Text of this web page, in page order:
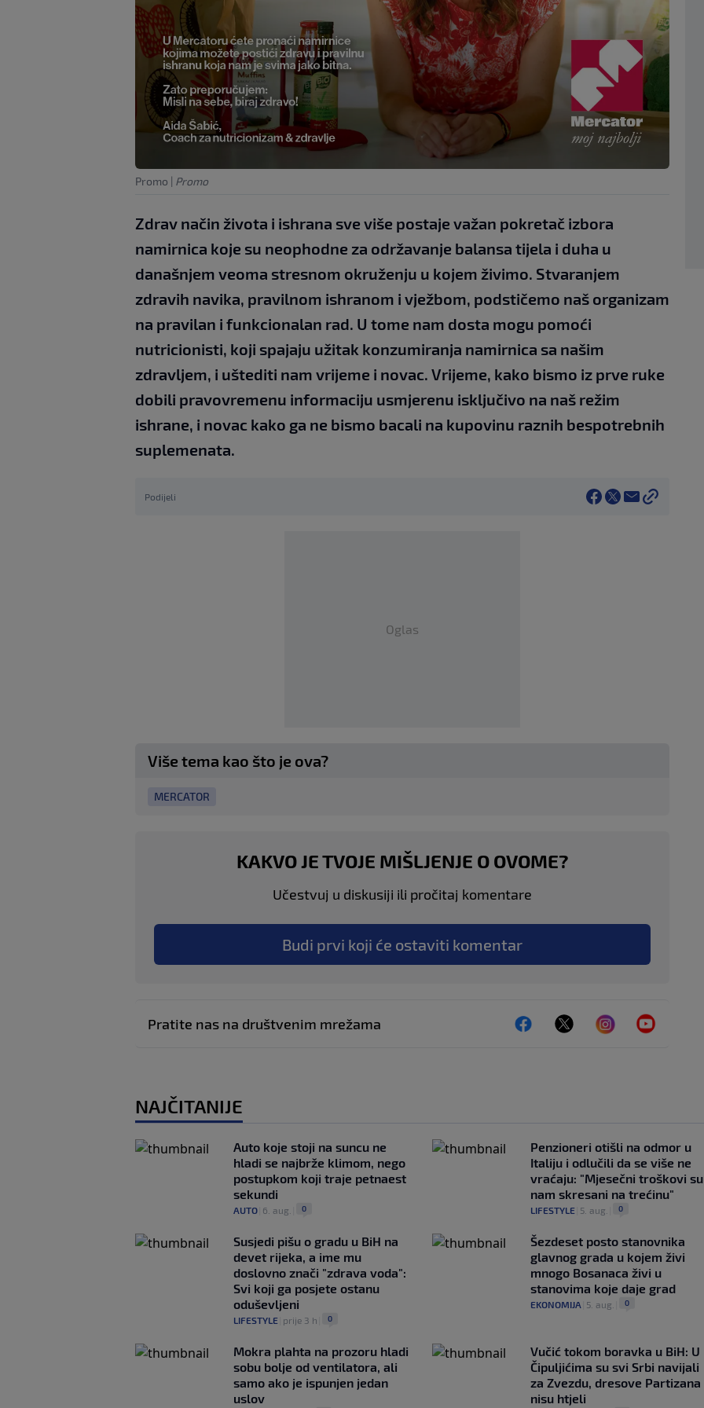
Promo | Promo
Zdrav način života i ishrana sve više postaje važan pokretač izbora
namirnica koje su neophodne za održavanje balansa tijela i duha u
današnjem veoma stresnom okruženju u kojem živimo. Stvaranjem
zdravih navika, pravilnom ishranom i vježbom, podstičemo naš organizam
na pravilan i funkcionalan rad. U tome nam dosta mogu pomoći
nutricionisti, koji spajaju užitak konzumiranja namirnica sa našim
zdravljem, i uštediti nam vrijeme i novac. Vrijeme, kako bismo iz prve ruke
dobili pravovremenu informaciju usmjerenu isključivo na naš režim
ishrane, i novac kako ga ne bismo bacali na kupovinu raznih bespotrebnih
suplemenata.
Podijeli
Oglas
Više tema kao što je ova?
MERCATOR
KAKVO JE TVOJE MIŠLJENJE O OVOME?
Učestvuj u diskusiji ili pročitaj komentare
Budi prvi koji će ostaviti komentar
Pratite nas na društvenim mrežama
NAJČITANIJE
Auto koje stoji na suncu ne
hladi se najbrže klimom, nego
postupkom koji traje petnaest
sekundi
AUTO 6. aug. 0
Penzioneri otišli na odmor u
Italiju i odlučili da se više ne
vraćaju: "Mjesečni troškovi su
nam skresani na trećinu"
LIFESTYLE| 5. aug. 0
Susjedi pišu o gradu u BiH na
devet rijeka, a ime mu
doslovno znači "zdrava voda":
Svi koji ga posjete ostanu
oduševljeni
LIFESTYLE prije 3 h 0
Šezdeset posto stanovnika
glavnog grada u kojem živi
mnogo Bosanaca živi u
stanovima koje daje grad
EKONOMIJA 5. aug. 0
Mokra plahta na prozoru hladi
sobu bolje od ventilatora, ali
samo ako je ispunjen jedan
uslov
Vučić tokom boravka u BiH: U
Čipuljićima su svi Srbi navijali
za Zvezdu, dresove Partizana
nisu htjeli